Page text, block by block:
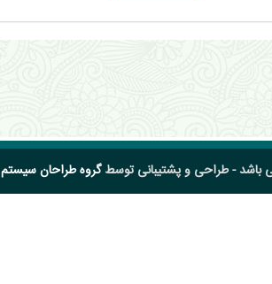
- طراحی و پشتیبانی توسطگروه طراحان سیستم